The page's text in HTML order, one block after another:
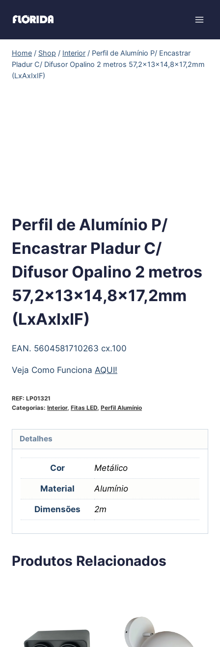
Home / Shop / Interior / Perfil de Alumínio P/ Encastrar
Pladur C/ Difusor Opalino 2 metros 57,2x13x14,8×17,2mm
(LxAxIxIF)
Perfil de Alumínio P/
Encastrar Pladur C/
Difusor Opalino 2 metros
57,2x13x14,8×17,2mm
(LxAxIxIF)
EAN. 5604581710263 cx.100
Veja Como Funciona AQUI!
REF: LP01321
Categorias: Interior, Fitas LED, Perfil Alumínio
Detalhes
Cor Metálico
Material Alumínio
Dimensões 2m
Produtos Relacionados